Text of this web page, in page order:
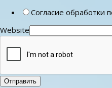
Согласие обработки
Website
Отправить